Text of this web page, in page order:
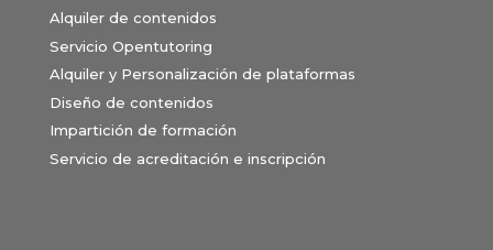
Alquiler de contenidos
Servicio Opentutoring
Alquiler y Personalización de plataformas
Diseño de contenidos
Impartición de formación
Servicio de acreditación e inscripción